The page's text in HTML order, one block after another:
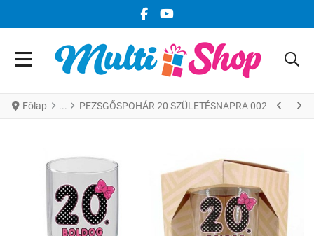
FACEBOOK KÖZÖSSÉGI LINK
YOUTUBE KÖZÖSSÉGI LINK
Főlap PEZSGŐSPOHÁR 20 SZÜLETÉSNAPRA 002